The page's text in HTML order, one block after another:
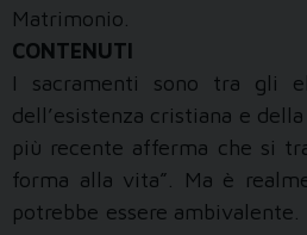
Matrimonio.
CONTENUTI
I sacramenti sono tra gli
dell’esistenza cristiana e
più recente afferma che si
forma alla vita”. Ma è
potrebbe essere